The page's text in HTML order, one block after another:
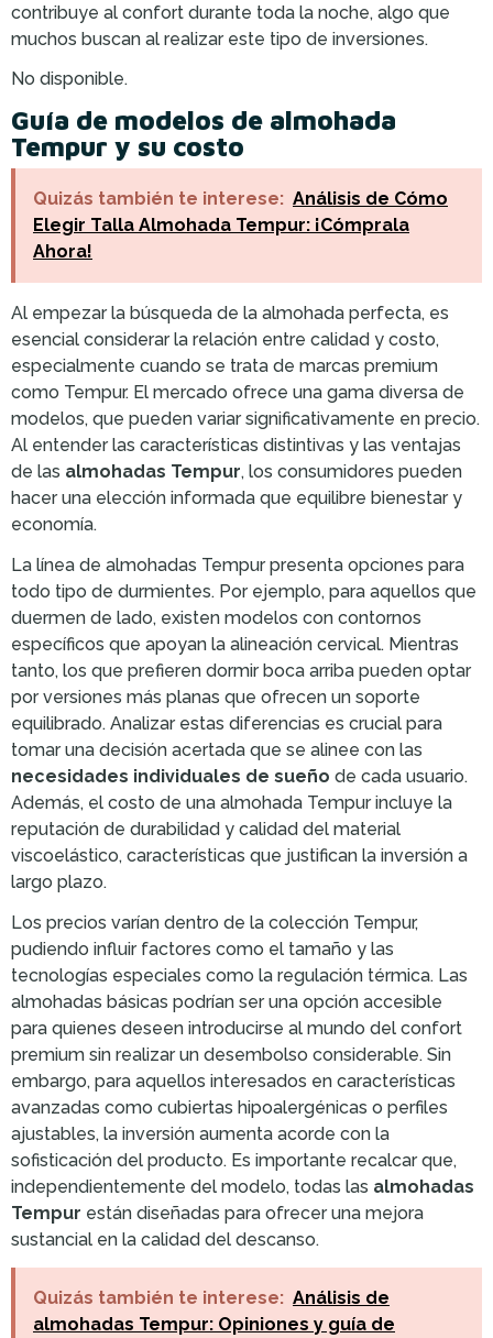
contribuye al confort durante toda la noche, algo que
muchos buscan al realizar este tipo de inversiones.
No disponible.
Guía de modelos de almohada
Tempur y su costo
Quizás también te interese: Análisis de Cómo
Elegir Talla Almohada Tempur: ¡Cómprala
Ahora!
Al empezar la búsqueda de la almohada perfecta, es
esencial considerar la relación entre calidad y costo,
especialmente cuando se trata de marcas premium
como Tempur. El mercado ofrece una gama diversa de
modelos, que pueden variar significativamente en precio.
Al entender las características distintivas y las ventajas
de las almohadas Tempur, los consumidores pueden
hacer una elección informada que equilibre bienestar y
economía.
La línea de almohadas Tempur presenta opciones para
todo tipo de durmientes. Por ejemplo, para aquellos que
duermen de lado, existen modelos con contornos
específicos que apoyan la alineación cervical. Mientras
tanto, los que prefieren dormir boca arriba pueden optar
por versiones más planas que ofrecen un soporte
equilibrado. Analizar estas diferencias es crucial para
tomar una decisión acertada que se alinee con las
necesidades individuales de sueño de cada usuario.
Además, el costo de una almohada Tempur incluye la
reputación de durabilidad y calidad del material
viscoelástico, características que justifican la inversión a
largo plazo.
Los precios varían dentro de la colección Tempur,
pudiendo influir factores como el tamaño y las
tecnologías especiales como la regulación térmica. Las
almohadas básicas podrían ser una opción accesible
para quienes deseen introducirse al mundo del confort
premium sin realizar un desembolso considerable. Sin
embargo, para aquellos interesados en características
avanzadas como cubiertas hipoalergénicas o perfiles
ajustables, la inversión aumenta acorde con la
sofisticación del producto. Es importante recalcar que,
independientemente del modelo, todas las almohadas
Tempur están diseñadas para ofrecer una mejora
sustancial en la calidad del descanso.
Quizás también te interese: Análisis de
almohadas Tempur: Opiniones y guía de